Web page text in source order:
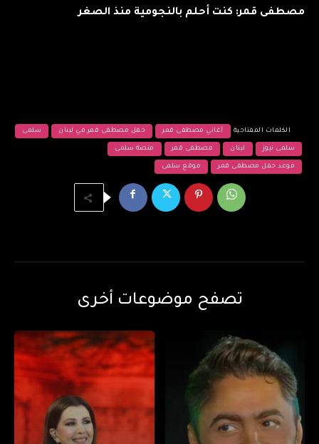
مصطفى قمر: كنت أحلم بالنجومية منذ الصغر
الكلمات المفتاحية أغاني مصطفى قمر حفل مصطفى قمر في لبنان سلمى
سلمى نيوز لبنان مصطفى قمر منصة سلمى
موعد حفل مصطفى قمر موقع سلمى
تصفح موضوعات أخرى